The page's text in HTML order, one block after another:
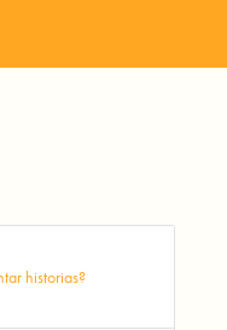
historias?